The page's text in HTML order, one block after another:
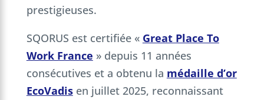
prestigieuses.
SQORUS est certifiée « Great Place To
Work France » depuis 11 années
consécutives et a obtenu la médaille d’or
EcoVadisen juillet 2025, reconnaissant